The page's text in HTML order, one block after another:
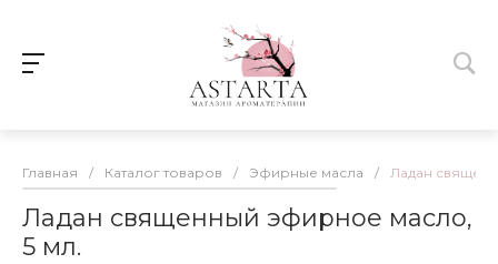
Главная / Каталог товаров / Эфирные масла / Ладан
Ладан священный эфирное масло,
5 мл.